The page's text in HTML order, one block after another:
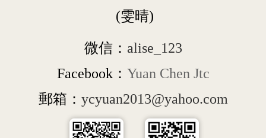
(雯晴)
微信： alise_123
Facebook： Yuan Chen Jtc
郵箱： ycyuan2013@yahoo.com